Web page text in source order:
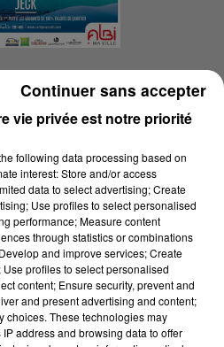
en 1992.
assez classique, il se
se met à son compte
dans cette discipline.
dès leur
le Français, lui,
peine chanter". En
vie privée est notre priorité
following data processing based on
interest: Store and/or access
data to select advertising; Create
Use profiles to select personalised
performance; Measure content
through statistics or combinations
and improve services; Create
profiles to select personalised
content; Ensure security, prevent and
and present advertising and content;
choices. These technologies may
address and browsing data to offer
Continuer sans accepter